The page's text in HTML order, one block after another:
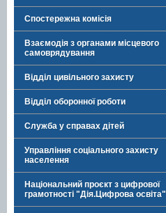
Спостережна комісія
Взаємодія з органами місцевого
самоврядування
Відділ цивільного захисту
Відділ оборонної роботи
Служба у справах дітей
Управління соціального захисту
населення
Національний проєкт з цифрової
грамотності "Дія.Цифрова освіта"